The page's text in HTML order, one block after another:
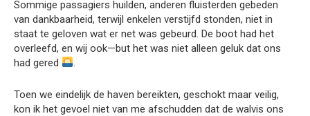
Sommige passagiers huilden, anderen fluisterden gebeden
van dankbaarheid, terwijl enkelen verstijfd stonden, niet in
staat te geloven wat er net was gebeurd. De boot had het
overleefd, en wij ook—but het was niet alleen geluk dat ons
had gered
.
Toen we eindelijk de haven bereikten, geschokt maar veilig,
kon ik het gevoel niet van me afschudden dat de walvis ons